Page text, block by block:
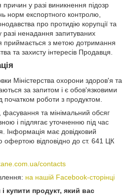
у разі виникнення підозр
норм експортного контролю,
про протидію корупції та
ненадання запитуваних
приймається з метою дотримання
та захисту інтересів Продавця.
Міністерства охорони здоров'я та
за запитом і є обов'язковими
роботи з продуктом.
фасування та мінімальний обсяг
і підлягає уточненню під час
має довідковий
офертою відповідно до ст. 641 ЦК
contacts
на нашій Facebook-сторінці
купити продукт, який вас